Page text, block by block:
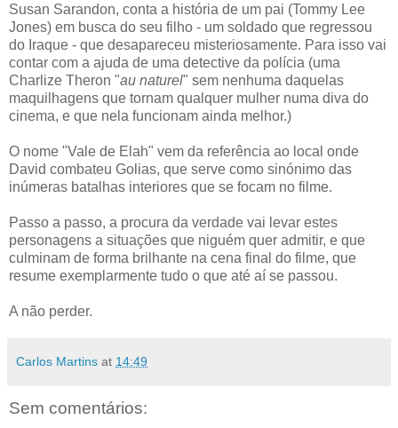
Susan Sarandon, conta a história de um pai (Tommy Lee
Jones) em busca do seu filho - um soldado que regressou
do Iraque - que desapareceu misteriosamente. Para isso vai
contar com a ajuda de uma detective da polícia (uma
Charlize Theron "au naturel" sem nenhuma daquelas
maquilhagens que tornam qualquer mulher numa diva do
cinema, e que nela funcionam ainda melhor.)
O nome "Vale de Elah" vem da referência ao local onde
David combateu Golias, que serve como sinónimo das
inúmeras batalhas interiores que se focam no filme.
Passo a passo, a procura da verdade vai levar estes
personagens a situações que niguém quer admitir, e que
culminam de forma brilhante na cena final do filme, que
resume exemplarmente tudo o que até aí se passou.
A não perder.
Carlos Martins at 14:49
Sem comentários: